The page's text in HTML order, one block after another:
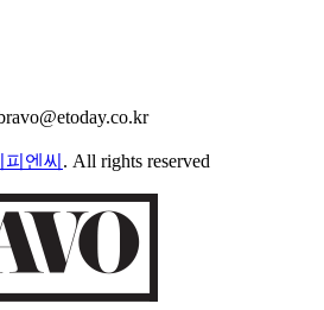
엔씨 . All rights reserved